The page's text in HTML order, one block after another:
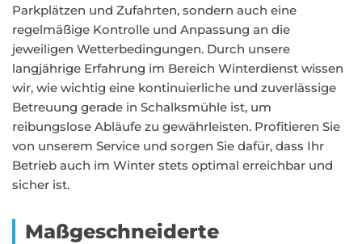
Parkplätzen und Zufahrten, sondern auch eine
regelmäßige Kontrolle und Anpassung an die
jeweiligen Wetterbedingungen. Durch unsere
langjährige Erfahrung im Bereich Winterdienst wissen
wir, wie wichtig eine kontinuierliche und zuverlässige
Betreuung gerade in Schalksmühle ist, um
reibungslose Abläufe zu gewährleisten. Profitieren Sie
von unserem Service und sorgen Sie dafür, dass Ihr
Betrieb auch im Winter stets optimal erreichbar und
sicher ist.
Maßgeschneiderte